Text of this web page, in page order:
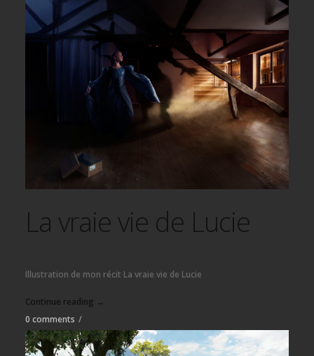
La vraie vie de Lucie
Illustration de mon récit La vraie vie de Lucie
Continue reading →
0 comments /